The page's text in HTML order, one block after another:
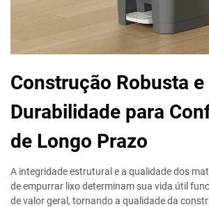
Construção Robusta e
Durabilidade para
de Longo Prazo
A integridade estrutural e a qualidade dos
de empurrar lixo determinam sua vida útil
de valor geral, tornando a qualidade da